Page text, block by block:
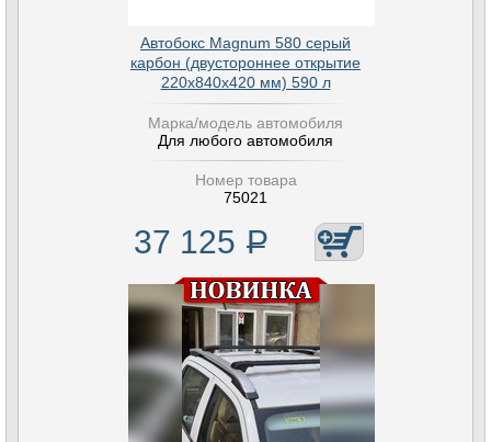
Автобокс Magnum 580 серый
карбон (двустороннее открытие
220х840х420 мм) 590 л
Марка/модель автомобиля
Для любого автомобиля
Номер товара
75021
37 125 Р